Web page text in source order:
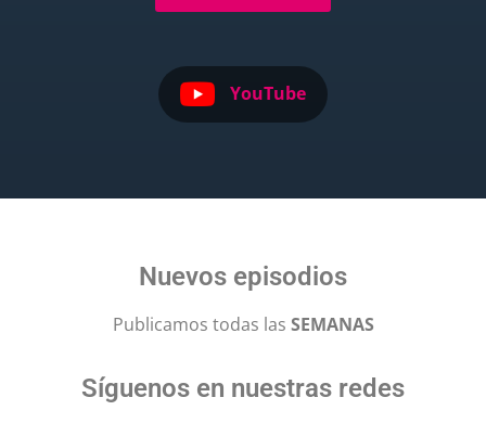
YouTube
Nuevos episodios
Publicamos todas las SEMANAS
Síguenos en nuestras redes